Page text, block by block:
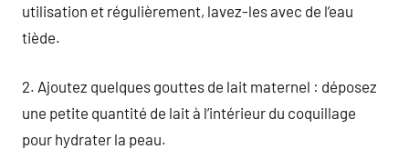
utilisation et régulièrement, lavez-les avec de l’eau
tiède.
2. Ajoutez quelques gouttes de lait maternel : déposez
une petite quantité de lait à l’intérieur du coquillage
pour hydrater la peau.